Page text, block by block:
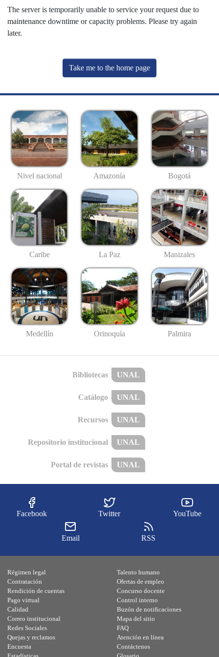
The server is temporarily unable to service your request due to
maintenance downtime or capacity problems. Please try again
later.
Take me to the home page
Nivel nacional Amazonía Bogotá
Caribe La Paz Manizales
Medellín Orinoquía Palmira
Bibliotecas UNAL
Catálogo UNAL
Recursos UNAL
Repositorio institucional UNAL
Portal de revistas UNAL
Facebook Twitter YouTube
Email RSS
Régimen legal
Contratación
Rendición de cuentas
Pago virtual
Calidad
Talento humano
Ofertas de empleo
Concurso docente
Control interno
Buzón de notificaciones
Correo institucional
Redes Sociales
Quejas y reclamos
Encuesta
Mapa del sitio
FAQ
Atención en línea
Contáctenos